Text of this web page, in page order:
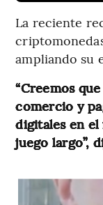
La reciente
ampliando su
“Creemos
comercio y
digitales en
juego largo”,